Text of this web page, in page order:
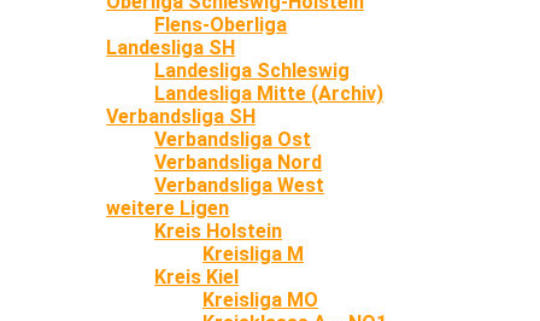
Flens-Oberliga
Landesliga SH
Landesliga Schleswig
Landesliga Mitte (Archiv)
Verbandsliga SH
Verbandsliga Ost
Verbandsliga Nord
Verbandsliga West
weitere Ligen
Kreis Holstein
Kreisliga M
Kreis Kiel
Kreisliga MO